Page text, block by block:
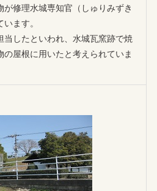
が修理水城専知官（しゅりみずき
ます。
当したといわれ、水城瓦窯跡で焼
屋根に用いたと考えられていま